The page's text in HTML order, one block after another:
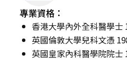
專業資格：
香港大學內外全科醫學士
英國倫敦大學兒科文憑
英國皇家內科醫學院院士